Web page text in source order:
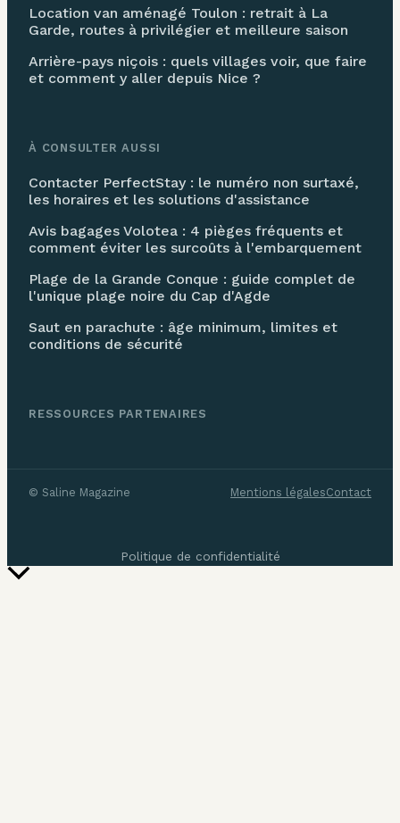
Location van aménagé Toulon : retrait à La
Garde, routes à privilégier et meilleure saison
Arrière-pays niçois : quels villages voir, que faire
et comment y aller depuis Nice ?
À CONSULTER AUSSI
Contacter PerfectStay : le numéro non surtaxé,
les horaires et les solutions d'assistance
Avis bagages Volotea : 4 pièges fréquents et
comment éviter les surcoûts à l'embarquement
Plage de la Grande Conque : guide complet de
l'unique plage noire du Cap d'Agde
Saut en parachute : âge minimum, limites et
conditions de sécurité
RESSOURCES PARTENAIRES
© Saline Magazine Mentions légalesContact
Politique de confidentialité